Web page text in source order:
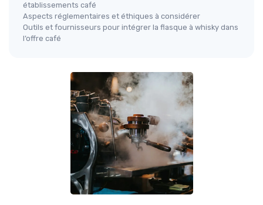
établissements café
Aspects réglementaires et éthiques à considérer
Outils et fournisseurs pour intégrer la flasque à whisky dans
l’offre café